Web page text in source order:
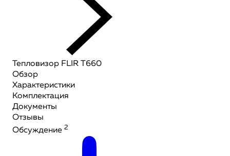
Тепловизор FLIR T660
Обзор
Характеристики
Комплектация
Документы
Отзывы
Обсуждение 2